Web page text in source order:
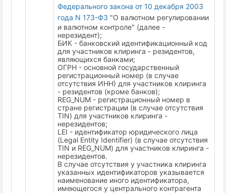
Федерального закона от 10 декабря 2003
года N 173-ФЗ "О валютном регулировании
и валютном контроле" (далее -
нерезидент);
БИК - банковский идентификационный код
для участников клиринга - резидентов,
являющихся банками;
ОГРН - основной государственный
регистрационный номер (в случае
отсутствия ИНН) для участников клиринга
- резидентов (кроме банков);
REG_NUM - регистрационный номер в
стране регистрации (в случае отсутствия
TIN) для участников клиринга -
нерезидентов;
LEI - идентификатор юридического лица
(Legal Entity Identifier) (в случае отсутствия
TIN и REG_NUM) для участников клиринга -
нерезидентов.
В случае отсутствия у участника клиринга
указанных идентификаторов указывается
наименование иного идентификатора,
имеющегося у центрального контрагента